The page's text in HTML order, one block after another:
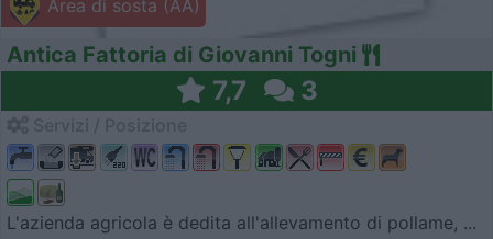
Area di sosta (AA)
Antica Fattoria di Giovanni Togni
7,7 3
L'azienda agricola è dedita all'allevamento di pollame, ...